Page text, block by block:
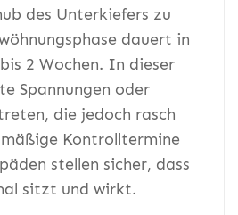
des Unterkiefers zu
dauert in
2 Wochen. In dieser
Spannungen oder
die jedoch rasch
Kontrolltermine
stellen sicher, dass
sitzt und wirkt.